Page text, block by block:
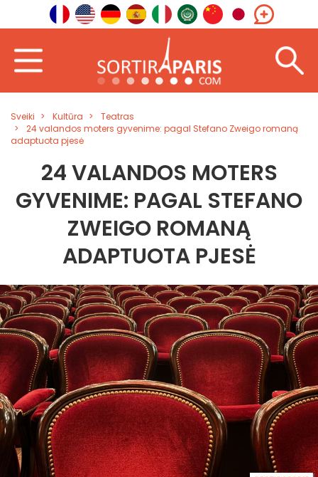
Sveiki Kultūra
Teatras
24 valandos moters gyvenime: pagal Stefano Zweigo romaną
adaptuota pjesė
24 VALANDOS MOTERS
GYVENIME: PAGAL STEFANO
ZWEIGO ROMANĄ
ADAPTUOTA PJESĖ